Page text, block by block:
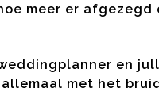
meer er afgezegd
en
met het